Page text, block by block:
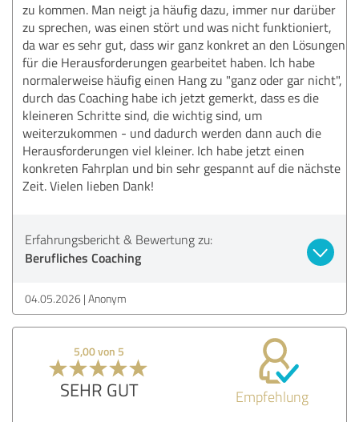
zu kommen. Man neigt ja häufig dazu, immer nur darüber
zu sprechen, was einen stört und was nicht funktioniert,
da war es sehr gut, dass wir ganz konkret an den Lösungen
für die Herausforderungen gearbeitet haben. Ich habe
normalerweise häufig einen Hang zu "ganz oder gar nicht",
durch das Coaching habe ich jetzt gemerkt, dass es die
kleineren Schritte sind, die wichtig sind, um
weiterzukommen - und dadurch werden dann auch die
Herausforderungen viel kleiner. Ich habe jetzt einen
konkreten Fahrplan und bin sehr gespannt auf die nächste
Zeit. Vielen lieben Dank!
Erfahrungsbericht & Bewertung zu:
Berufliches Coaching
04.05.2026 Anonym
5,00 von 5
SEHR GUT Empfehlung